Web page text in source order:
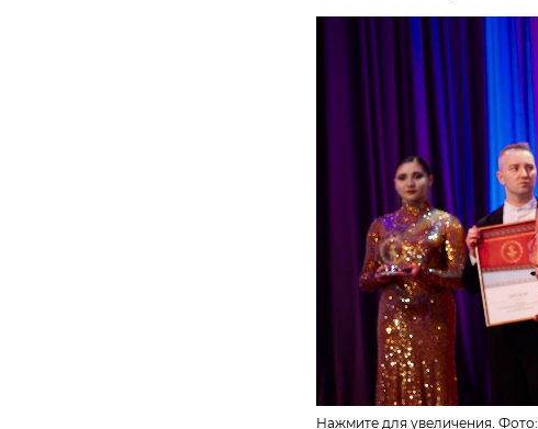
Нажмите для увеличения. Фото: